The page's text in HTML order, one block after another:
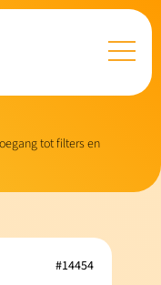
tot filters en
#14454